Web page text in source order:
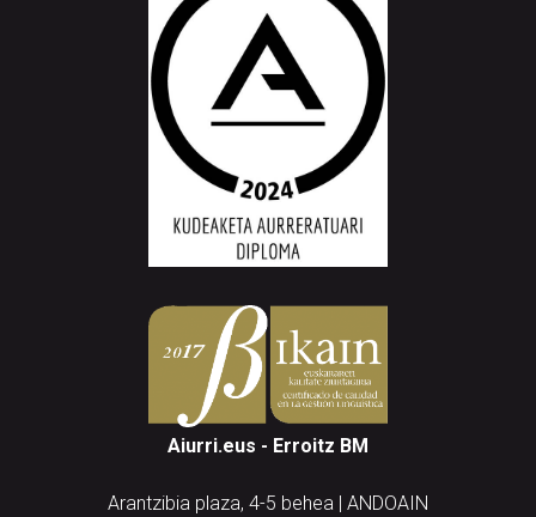
Aiurri.eus - Erroitz BM
Arantzibia plaza, 4-5 behea | ANDOAIN